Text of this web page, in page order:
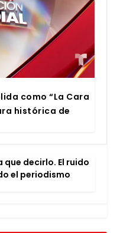
como “La Cara
his­tó­ri­ca de
que decir­lo. El rui­do
el perio­dis­mo